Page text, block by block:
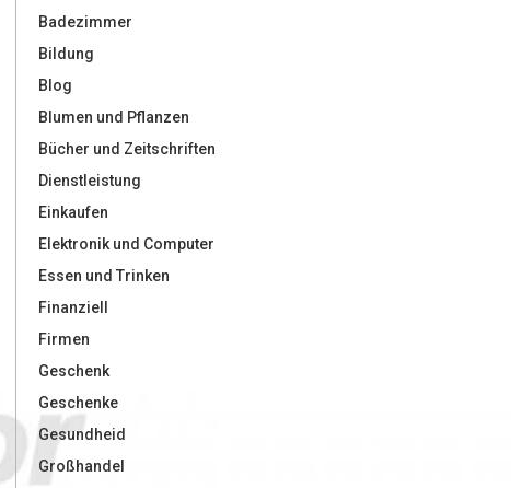
Badezimmer
Bildung
Blog
Blumen und Pflanzen
Bücher und Zeitschriften
Dienstleistung
Einkaufen
Elektronik und Computer
Essen und Trinken
Finanziell
Firmen
Geschenk
Geschenke
Gesundheid
Großhandel